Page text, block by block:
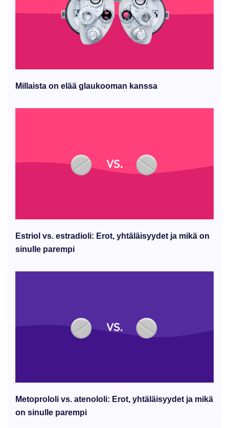
Millaista on elää glaukooman kanssa
Estriol vs. estradioli: Erot, yhtäläisyydet ja mikä on
sinulle parempi
Metoprololi vs. atenololi: Erot, yhtäläisyydet ja mikä
on sinulle parempi